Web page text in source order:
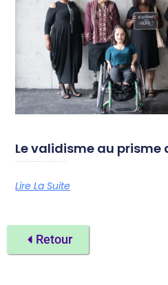
Le validisme au prisme
Lire La Suite
Retour